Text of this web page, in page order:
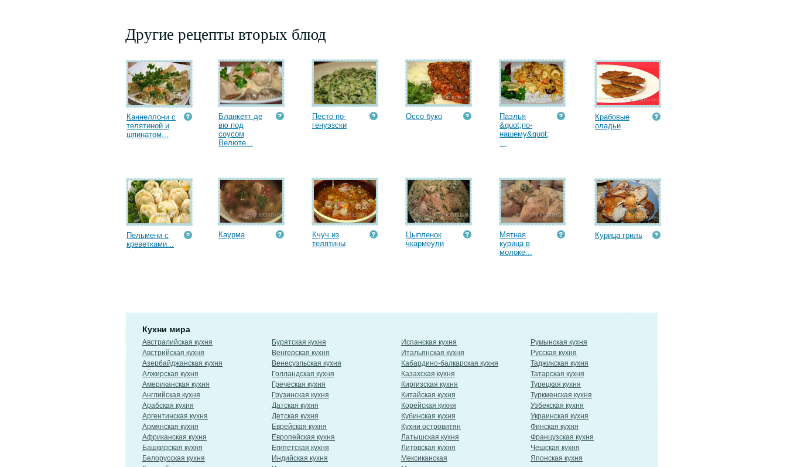
Другие рецепты вторых блюд
Каннеллони с
телятиной и
шпинатом...
Бланкетт де
вю под
соусом
Велюте...
Песто по-
генуэзски
Оссо буко
Паэлья
&quot;по-
нашему&quot;
...
Крабовые
оладьи
Пельмени с
креветками...
Каурма
Кчуч из
телятины
Цыпленок
чкармеули
Мятная
курица в
молоке...
Курица гриль
Кухни мира
Австралийская кухня
Австрийская кухня
Азербайджанская кухня
Алжирская кухня
Американская кухня
Английская кухня
Арабская кухня
Аргентинская кухня
Армянская кухня
Африканская кухня
Башкирская кухня
Белорусская кухня
Бурятская кухня
Венгерская кухня
Венесуэльская кухня
Голландская кухня
Греческая кухня
Грузинская кухня
Датская кухня
Детская кухня
Еврейская кухня
Европейская кухня
Египетская кухня
Индийская кухня
Испанская кухня
Итальянская кухня
Кабардино-балкарская кухня
Казахская кухня
Киргизская кухня
Китайская кухня
Корейская кухня
Кубинская кухня
Кухни островитян
Латышская кухня
Литовская кухня
Мексиканская
Румынская кухня
Русская кухня
Таджикская кухня
Татарская кухня
Турецкая кухня
Туркменская кухня
Узбекская кухня
Украинская кухня
Финская кухня
Французская кухня
Чешская кухня
Японская кухня